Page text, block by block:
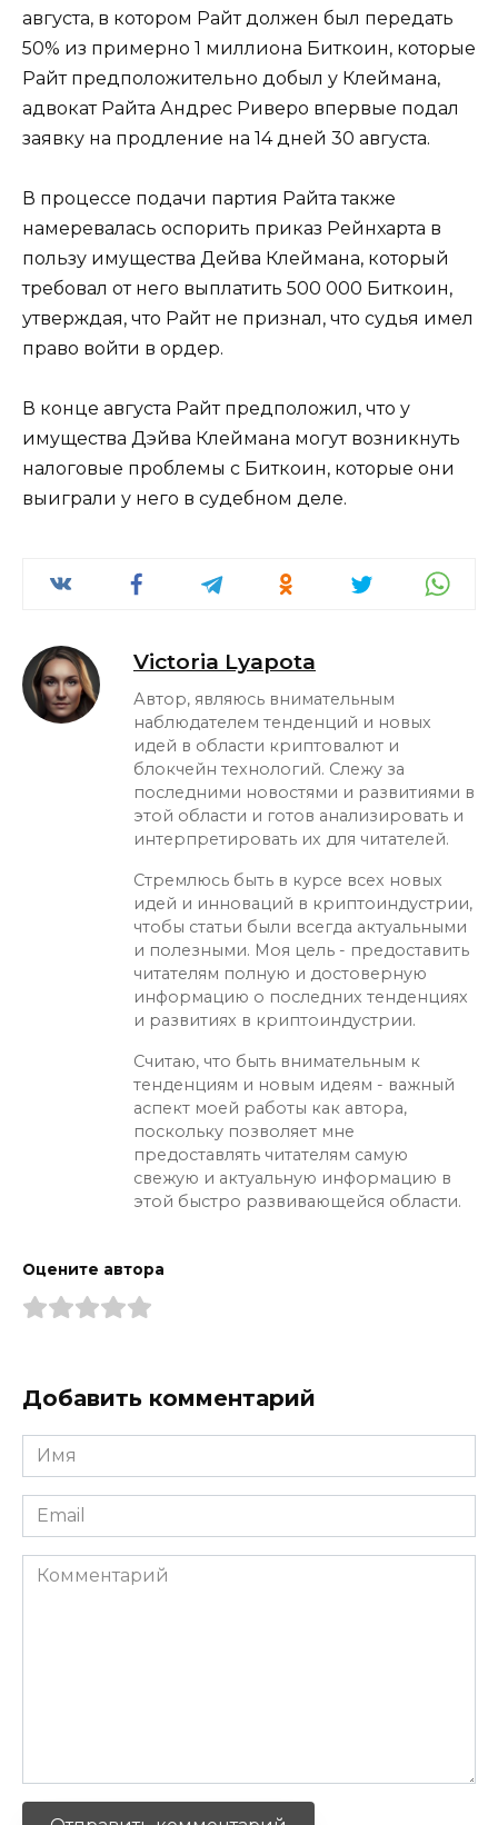
августа, в котором Райт должен был передать
50% из примерно 1 миллиона Биткоин, которые
Райт предположительно добыл у Клеймана,
адвокат Райта Андрес Риверо впервые подал
заявку на продление на 14 дней 30 августа.
В процессе подачи партия Райта также
намеревалась оспорить приказ Рейнхарта в
пользу имущества Дейва Клеймана, который
требовал от него выплатить 500 000 Биткоин,
утверждая, что Райт не признал, что судья имел
право войти в ордер.
В конце августа Райт предположил, что у
имущества Дэйва Клеймана могут возникнуть
налоговые проблемы с Биткоин, которые они
выиграли у него в судебном деле.
Victoria Lyapota
Автор, являюсь внимательным
наблюдателем тенденций и новых
идей в области криптовалют и
блокчейн технологий. Слежу за
последними новостями и развитиями в
этой области и готов анализировать и
интерпретировать их для читателей.
Стремлюсь быть в курсе всех новых
идей и инноваций в криптоиндустрии,
чтобы статьи были всегда актуальными
и полезными. Моя цель - предоставить
читателям полную и достоверную
информацию о последних тенденциях
и развитиях в криптоиндустрии.
Считаю, что быть внимательным к
тенденциям и новым идеям - важный
аспект моей работы как автора,
поскольку позволяет мне
предоставлять читателям самую
свежую и актуальную информацию в
этой быстро развивающейся области.
Оцените автора
Добавить комментарий
Имя
*
Email
*
Комментарий